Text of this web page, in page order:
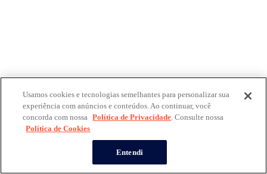
Usamos cookies e tecnologias semelhantes para personalizar sua
experiência com anúncios e conteúdos. Ao continuar, você
concorda com nossa Política de Privacidade. Consulte nossa
Política de Cookies
Entendi